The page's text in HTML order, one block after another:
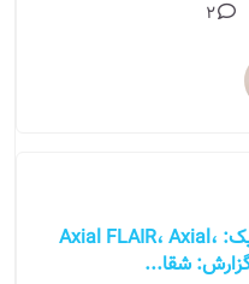
2
MRI مغز (بدون کنتراست) تکنیک: Axial FLAIR، Axial،